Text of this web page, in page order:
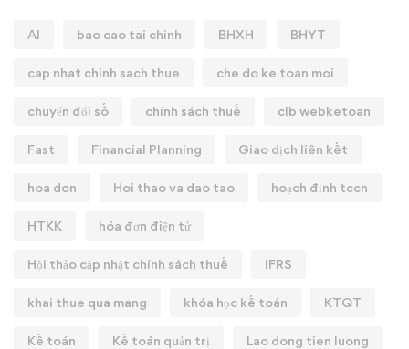
AI bao cao tai chinh BHXH BHYT
cap nhat chinh sach thue che do ke toan moi
chuyển đổi số chính sách thuế clb webketoan
Fast Financial Planning Giao dịch liên kết
hoa don Hoi thao va dao tao hoạch định tccn
HTKK hóa đơn điện tử
Hội thảo cập nhật chính sách thuế IFRS
khai thue qua mang khóa học kế toán KTQT
Kế toán Kế toán quản trị Lao dong tien luong